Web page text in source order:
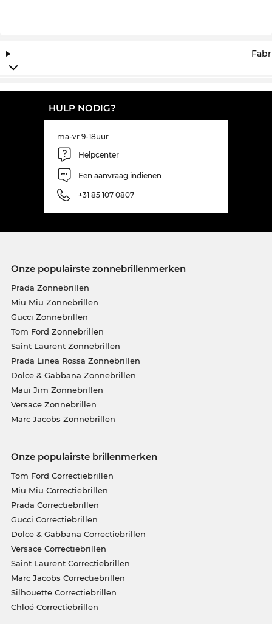
HULP NODIG?
ma-vr 9-18uur
Helpcenter
Een aanvraag indienen
+31 85 107 0807
Onze populairste zonnebrillenmerken
Prada Zonnebrillen
Miu Miu Zonnebrillen
Gucci Zonnebrillen
Tom Ford Zonnebrillen
Saint Laurent Zonnebrillen
Prada Linea Rossa Zonnebrillen
Dolce & Gabbana Zonnebrillen
Maui Jim Zonnebrillen
Versace Zonnebrillen
Marc Jacobs Zonnebrillen
Onze populairste brillenmerken
Tom Ford Correctiebrillen
Miu Miu Correctiebrillen
Prada Correctiebrillen
Gucci Correctiebrillen
Dolce & Gabbana Correctiebrillen
Versace Correctiebrillen
Saint Laurent Correctiebrillen
Marc Jacobs Correctiebrillen
Silhouette Correctiebrillen
Chloé Correctiebrillen